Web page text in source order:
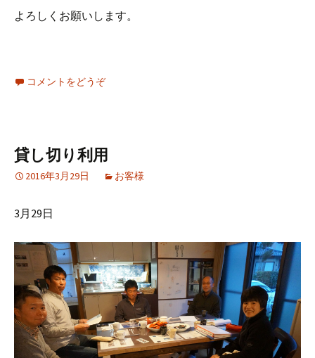
よろしくお願いします。
コメントをどうぞ
貸し切り利用
2016年3月29日 お客様
3月29日